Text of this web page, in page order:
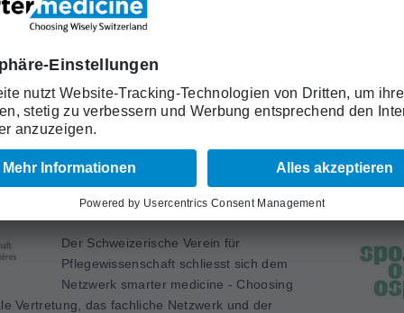
Trägerverein "smarter medicine - Choosing
Wisely Switzerland" als Partner hat. Die
Verein für
Der Schweizerische Verein für
Pflegewissenschaft schliesst sich dem
Netzwerk smarter medicine - Choosing
Vertretung, das fachliche Netzwerk und der